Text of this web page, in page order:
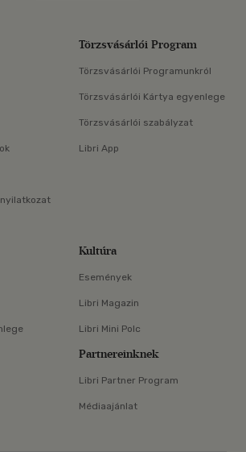
Törzsvásárlói Program
Törzsvásárlói Programunkról
Törzsvásárlói Kártya egyenlege
Törzsvásárlói szabályzat
Libri App
Kultúra
Események
Libri Magazin
Libri Mini Polc
Partnereinknek
Libri Partner Program
Médiaajánlat